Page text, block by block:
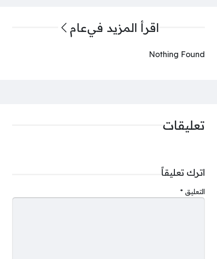
اقرأ المزيد فيعام
Nothing Found
تعليقات
اترك تعليقاً
التعليق *